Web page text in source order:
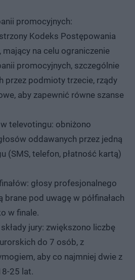
promocyjnych:
Kodeks Postępowania
na celu ograniczenie
promocyjnych, szczególnie
przez podmioty trzecie, rządy
aby zapewnić równe szanse
televotingu: obniżono
oddawanych przez jedną
(SMS, telefon, płatność kartą)
głosy profesjonalnego
brane pod uwagę w półfinałach
w finale.
jury: zwiększono liczbę
do 7 osób, z
aby co najmniej dwie z
25 lat.